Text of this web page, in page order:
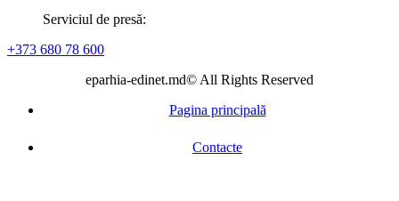
Serviciul de presă:
+373 680 78 600
eparhia-edinet.md© All Rights Reserved
Pagina principală
Contacte